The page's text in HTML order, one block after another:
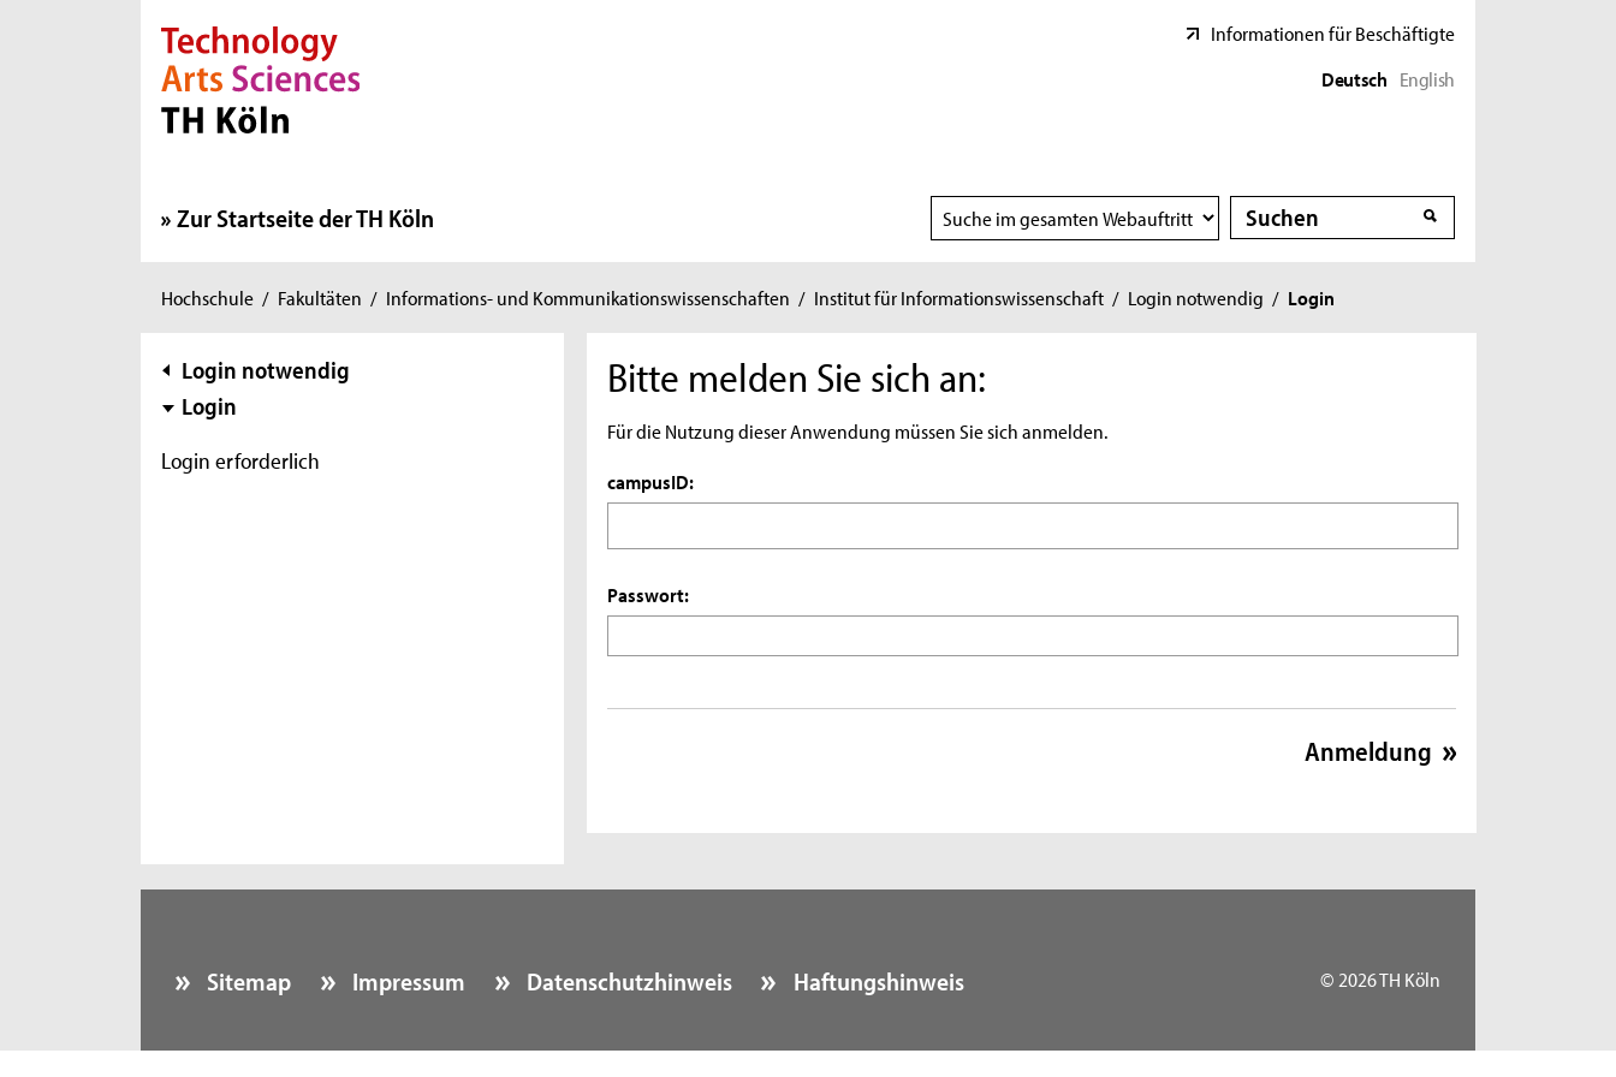
Direkt zur Hauptnavigation
Direkt zur Subnavigation
Direkt zum Inhalt
Direkt zum Fußbereich
Informationen für Beschäftigte
Deutsch English
Zur Startseite der TH Köln
Suchbereich
wählen
Suche
Suche
Sie
hier:
Hochschule / Fakultäten / Informations- und Kommunikationswissenschaften / Institut für Informationswissenschaft / Login notwendig / Login
Subnavigation
Login notwendig
Login
Login erforderlich
Bitte melden Sie sich an:
Für die Nutzung dieser Anwendung müssen Sie sich anmelden.
campusID:
Passwort:
Sitemap Impressum Datenschutzhinweis Haftungshinweis © 2026 TH Köln